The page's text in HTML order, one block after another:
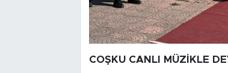
COŞKU CANLI MÜZİKLE